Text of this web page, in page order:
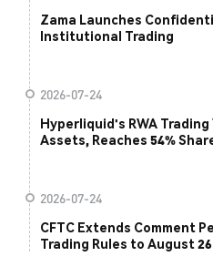
Zama Launches
Institutional Trading
2026-07-24
Hyperliquid's RWA
Assets, Reaches 54%
2026-07-24
CFTC Extends Comment
Trading Rules to August 26